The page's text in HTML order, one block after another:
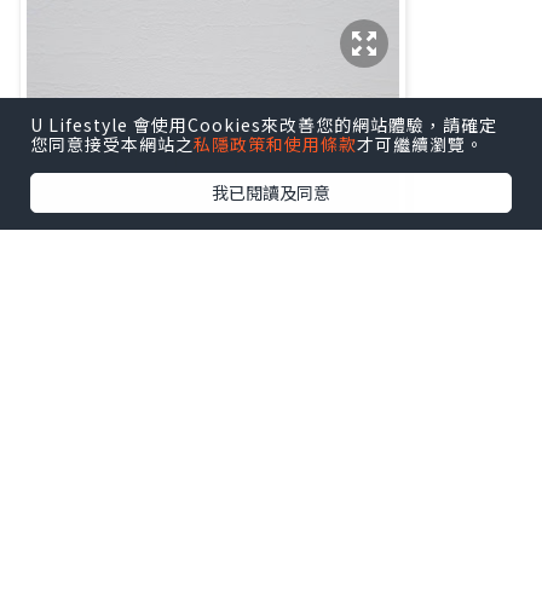
U Lifestyle 會使用Cookies來改善您的網站體驗，請確定
您同意接受本網站之私隱政策和使用條款才可繼續瀏覽。
我已閱讀及同意